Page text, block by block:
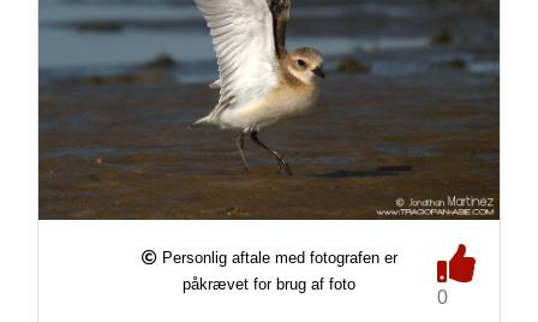
Personlig aftale med fotografen er
påkrævet for brug af foto
0